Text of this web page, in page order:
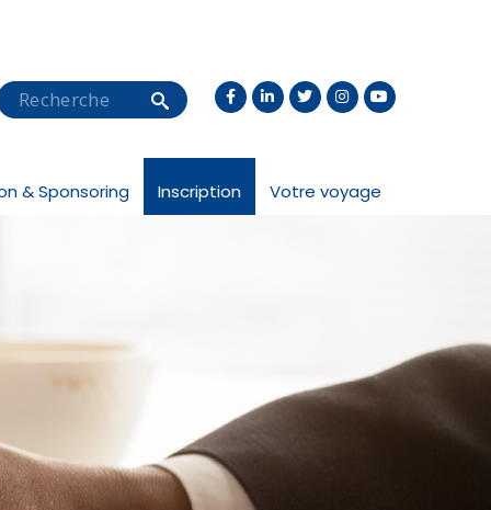
Search
& Sponsoring Inscription Votre voyage